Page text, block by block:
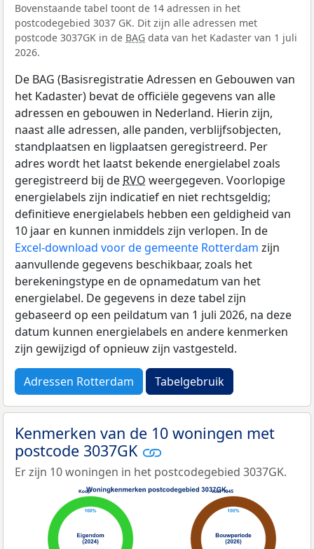
Bovenstaande tabel toont de 14 adressen in het
postcodegebied 3037 GK. Dit zijn alle adressen met
postcode 3037GK in de BAG data van het Kadaster van 1 juli
2026.
De BAG (Basisregistratie Adressen en Gebouwen van
het Kadaster) bevat de officiële gegevens van alle
adressen en gebouwen in Nederland. Hierin zijn,
naast alle adressen, alle panden, verblijfsobjecten,
standplaatsen en ligplaatsen geregistreerd. Per
adres wordt het laatst bekende energielabel zoals
geregistreerd bij de RVO weergegeven. Voorlopige
energielabels zijn indicatief en niet rechtsgeldig;
definitieve energielabels hebben een geldigheid van
10 jaar en kunnen inmiddels zijn verlopen. In de
Excel-download voor de gemeente Rotterdam zijn
aanvullende gegevens beschikbaar, zoals het
berekeningstype en de opnamedatum van het
energielabel. De gegevens in deze tabel zijn
gebaseerd op een peildatum van 1 juli 2026, na deze
datum kunnen energielabels en andere kenmerken
zijn gewijzigd of opnieuw zijn vastgesteld.
Adressen Rotterdam Tabelgebruik
Kenmerken van de 10 woningen met
postcode 3037GK
Er zijn 10 woningen in het postcodegebied 3037GK.